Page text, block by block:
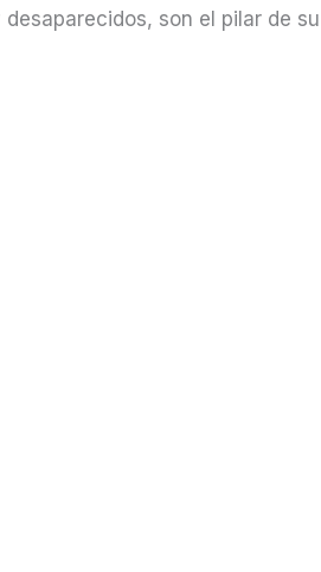
son el pilar de